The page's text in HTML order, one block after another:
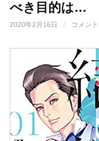
べき目的は…
2020年2月16日 / コメン